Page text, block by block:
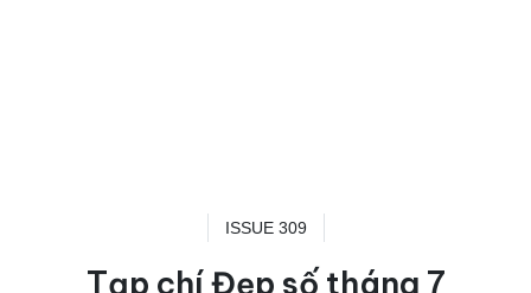
ISSUE 309
Tạp chí Đẹp số tháng 7